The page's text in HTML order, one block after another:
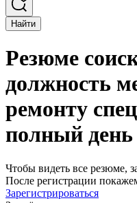
Найти
Резюме
должность
ремонту
полный
Чтобы видеть все резюме,
После регистрации
Зарегистрироваться